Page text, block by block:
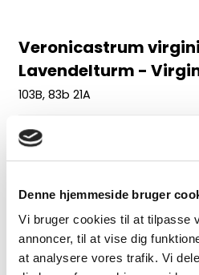
Denne hjemmeside bruger
Vi bruger cookies til at tilpasse
annoncer, til at vise dig
at analysere vores trafik. Vi
Veronicastrum
Lavendelturm -
103B, 83b 21A
August-september, 150 cm
(inkl. moms)
VIS